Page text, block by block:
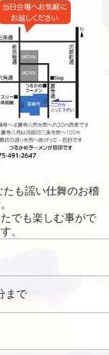
たも謡い仕舞のお稽
でも楽しむ事がで
。
まで